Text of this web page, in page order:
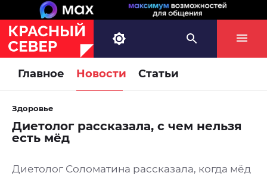
Главное Новости Статьи
Здоровье
Диетолог рассказала, с чем нельзя
есть мёд
Диетолог Соломатина рассказала, когда мёд